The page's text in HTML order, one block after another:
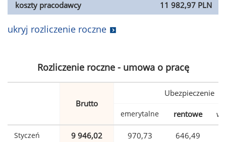
koszty pracodawcy
11 982,97 PLN
ukryj rozliczenie roczne
Rozliczenie roczne - umowa o pracę
Brutto
Ubezpieczenie
emerytalne rentowe
Styczeń 9 946,02 970,73 646,49